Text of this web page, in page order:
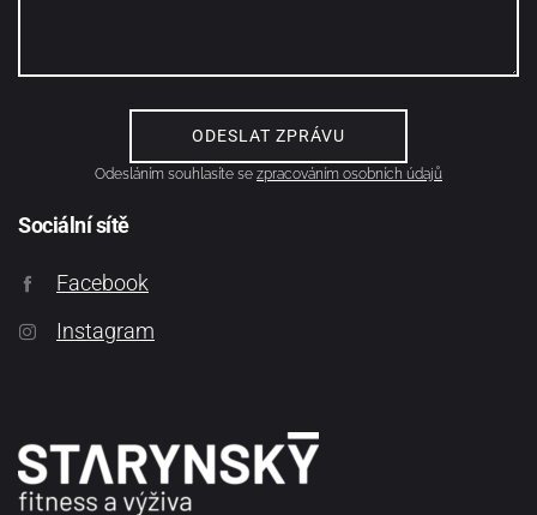
Odesláním souhlasíte se zpracováním osobních údajů
Sociální sítě
Facebook
Instagram